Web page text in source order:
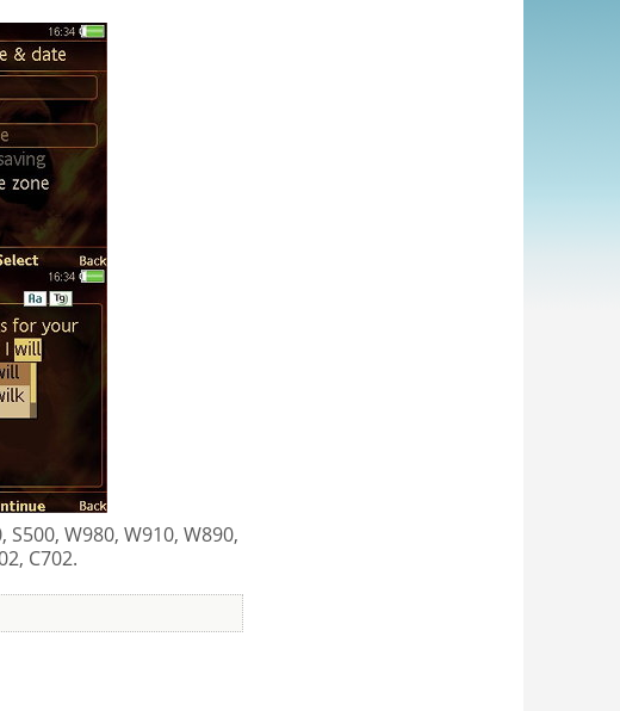
S500, W980, W910, W890,
C702.